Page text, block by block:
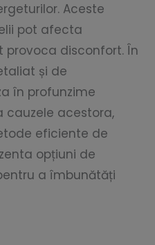
Aceste
pot afecta
provoca disconfort. În
și de
în profunzime
cauzele acestora,
eficiente de
opțiuni de
a îmbunătăți